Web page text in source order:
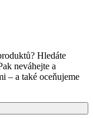
Hledáte
neváhejte a
– a také oceňujeme